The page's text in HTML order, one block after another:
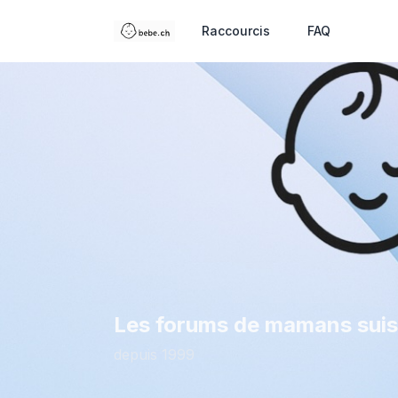
Raccourcis FAQ
Les forums de mamans